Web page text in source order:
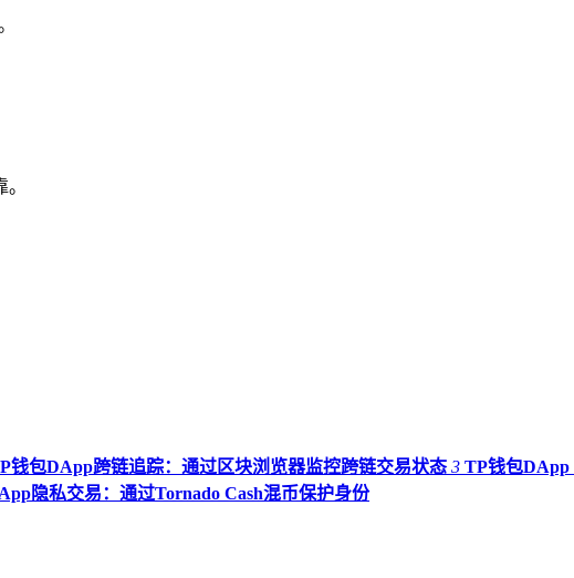
钱包DApp跨链追踪：通过区块浏览器监控跨链交易状态 3 TP钱包
隐私交易：通过Tornado Cash混币保护身份